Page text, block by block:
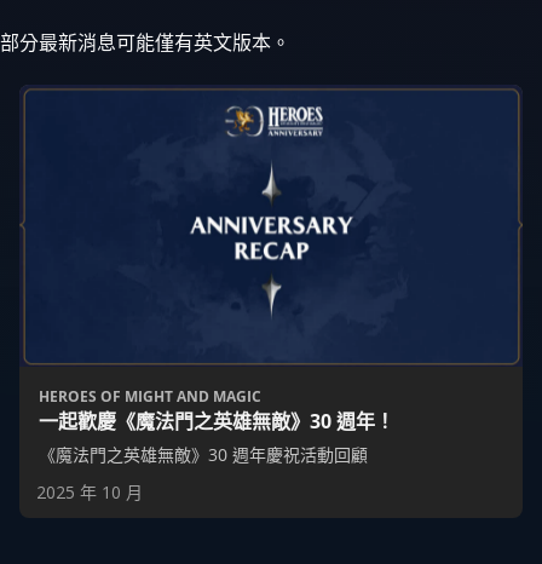
部分最新消息可能僅有英文版本。
HEROES OF MIGHT AND MAGIC
一起歡慶《魔法門之英雄無敵》30 週年！
《魔法門之英雄無敵》30 週年慶祝活動回顧
2025 年 10 月